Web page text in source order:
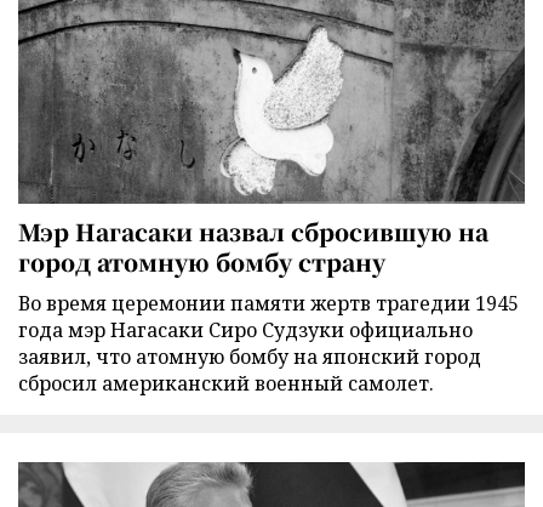
Мэр Нагасаки назвал сбросившую на
город атомную бомбу страну
Во время церемонии памяти жертв трагедии 1945
года мэр Нагасаки Сиро Судзуки официально
заявил, что атомную бомбу на японский город
сбросил американский военный самолет.